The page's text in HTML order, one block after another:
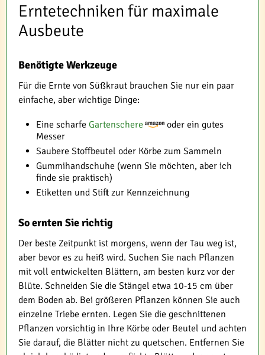
Erntetechniken für maximale
Ausbeute
Benötigte Werkzeuge
Für die Ernte von Süßkraut brauchen Sie nur ein paar
einfache, aber wichtige Dinge:
Eine scharfe Gartenschere
oder ein gutes
Messer
Saubere Stoffbeutel oder Körbe zum Sammeln
Gummihandschuhe (wenn Sie möchten, aber ich
finde sie praktisch)
Etiketten und Stift zur Kennzeichnung
So ernten Sie richtig
Der beste Zeitpunkt ist morgens, wenn der Tau weg ist,
aber bevor es zu heiß wird. Suchen Sie nach Pflanzen
mit voll entwickelten Blättern, am besten kurz vor der
Blüte. Schneiden Sie die Stängel etwa 10-15 cm über
dem Boden ab. Bei größeren Pflanzen können Sie auch
einzelne Triebe ernten. Legen Sie die geschnittenen
Pflanzen vorsichtig in Ihre Körbe oder Beutel und achten
Sie darauf, die Blätter nicht zu quetschen. Entfernen Sie